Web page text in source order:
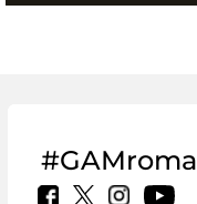
#GAMroma